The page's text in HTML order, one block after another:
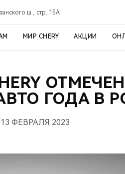
ш., стр. 15А
МИР CHERY АКЦИИ
ГОДА В
13 ФЕВРАЛЯ 2023